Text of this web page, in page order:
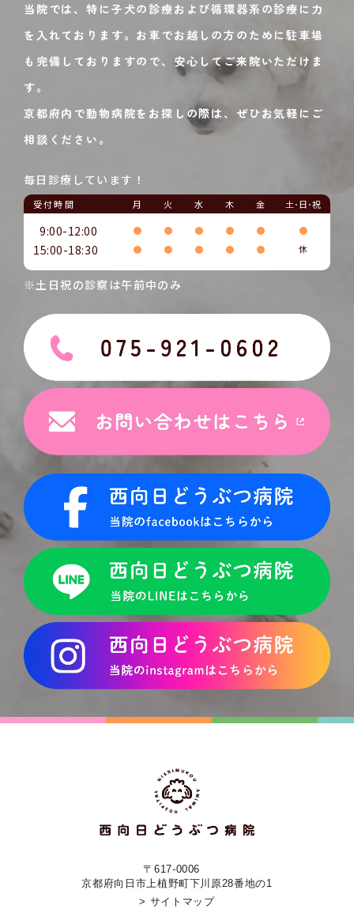
当院では、特に子犬の診療および循環器系の診療に力
を入れております。お車でお越しの方のために駐車場
も完備しておりますので、安心してご来院いただけま
す。
京都府内で動物病院をお探しの際は、ぜひお気軽にご
相談ください。
毎日診療しています！
受付時間 月 火 水 木 金 土･日･祝
9:00-12:00 ● ● ● ● ● ●
15:00-18:30 ● ● ● ● ● 休
※土日祝の診察は午前中のみ
〒617-0006
京都府向日市上植野町下川原28番地の1
> サイトマップ